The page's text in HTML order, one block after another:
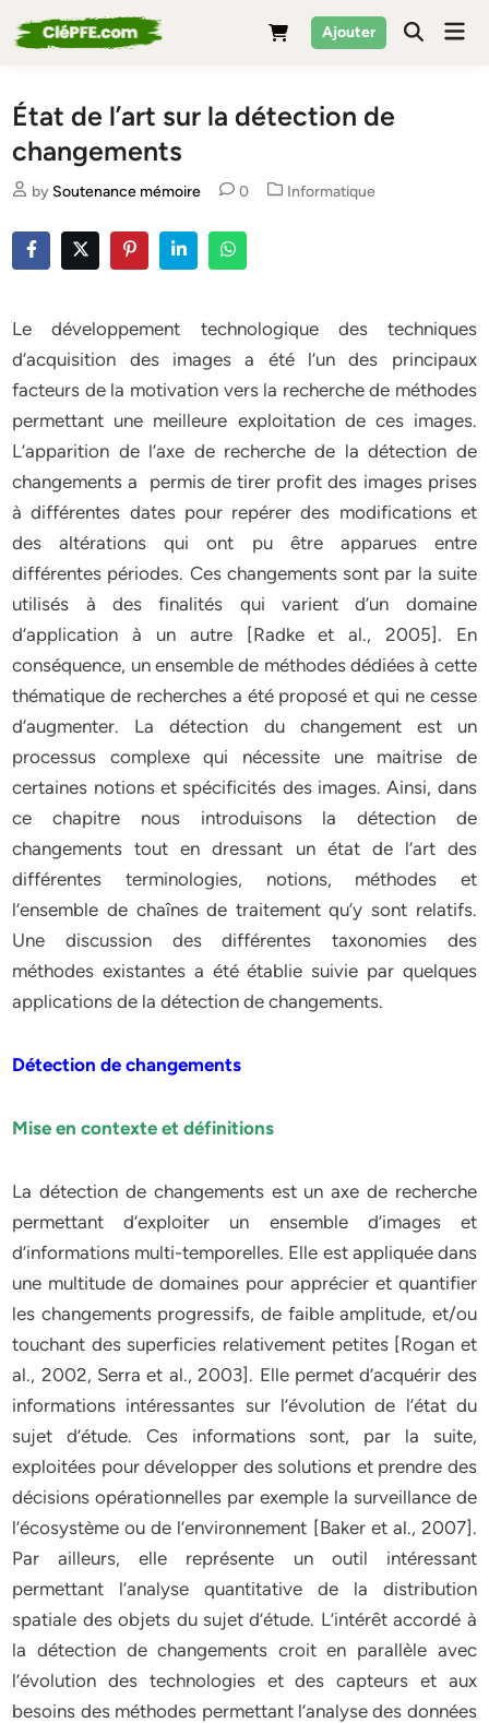
to
Ajouter
État de l’art sur la détection de
changements
by Soutenance mémoire 0
Posted
Informatique
Le développement technologique des techniques
d’acquisition des images a été l’un des principaux
facteurs de la motivation vers la recherche de méthodes
permettant une meilleure exploitation de ces images.
L’apparition de l’axe de recherche de la détection de
changements a permis de tirer profit des images prises
à différentes dates pour repérer des modifications et
des altérations qui ont pu être apparues entre
différentes périodes. Ces changements sont par la suite
utilisés à des finalités qui varient d’un domaine
d’application à un autre [Radke et al., 2005]. En
conséquence, un ensemble de méthodes dédiées à cette
thématique de recherches a été proposé et qui ne cesse
d’augmenter. La détection du changement est un
processus complexe qui nécessite une maitrise de
certaines notions et spécificités des images. Ainsi, dans
ce chapitre nous introduisons la détection de
changements tout en dressant un état de l’art des
différentes terminologies, notions, méthodes et
l’ensemble de chaînes de traitement qu’y sont relatifs.
Une discussion des différentes taxonomies des
méthodes existantes a été établie suivie par quelques
applications de la détection de changements.
Détection de changements
Mise en contexte et définitions
La détection de changements est un axe de recherche
permettant d’exploiter un ensemble d’images et
d’informations multi-temporelles. Elle est appliquée dans
une multitude de domaines pour apprécier et quantifier
les changements progressifs, de faible amplitude, et/ou
touchant des superficies relativement petites [Rogan et
al., 2002, Serra et al., 2003]. Elle permet d’acquérir des
informations intéressantes sur l’évolution de l’état du
sujet d’étude. Ces informations sont, par la suite,
exploitées pour développer des solutions et prendre des
décisions opérationnelles par exemple la surveillance de
l’écosystème ou de l’environnement [Baker et al., 2007].
Par ailleurs, elle représente un outil intéressant
permettant l’analyse quantitative de la distribution
spatiale des objets du sujet d’étude. L’intérêt accordé à
la détection de changements croit en parallèle avec
l’évolution des technologies et des capteurs et aux
besoins des méthodes permettant l’analyse des données